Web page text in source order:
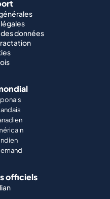
données
officiels